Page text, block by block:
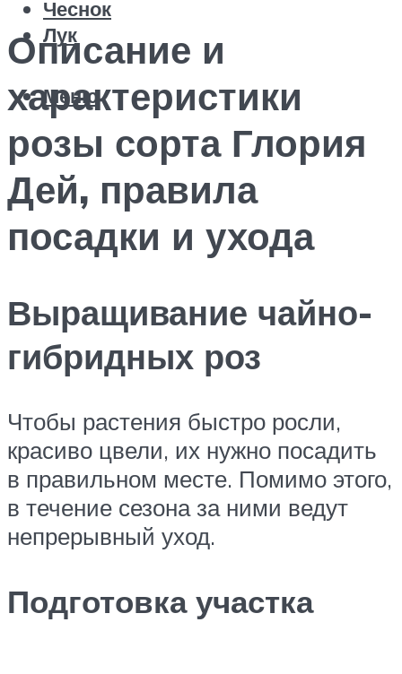
Чеснок
Лук
Меню
Описание и
характеристики
розы сорта Глория
Дей, правила
посадки и ухода
Выращивание чайно-
гибридных роз
Чтобы растения быстро росли,
красиво цвели, их нужно посадить
в правильном месте. Помимо этого,
в течение сезона за ними ведут
непрерывный уход.
Подготовка участка